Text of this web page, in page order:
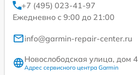
+7 (495) 023-41-97
Ежедневно с 9:00 до 21:00
info@garmin-repair-center.ru
Новослободская улица, дом 4
Адрес сервисного центра Garmin